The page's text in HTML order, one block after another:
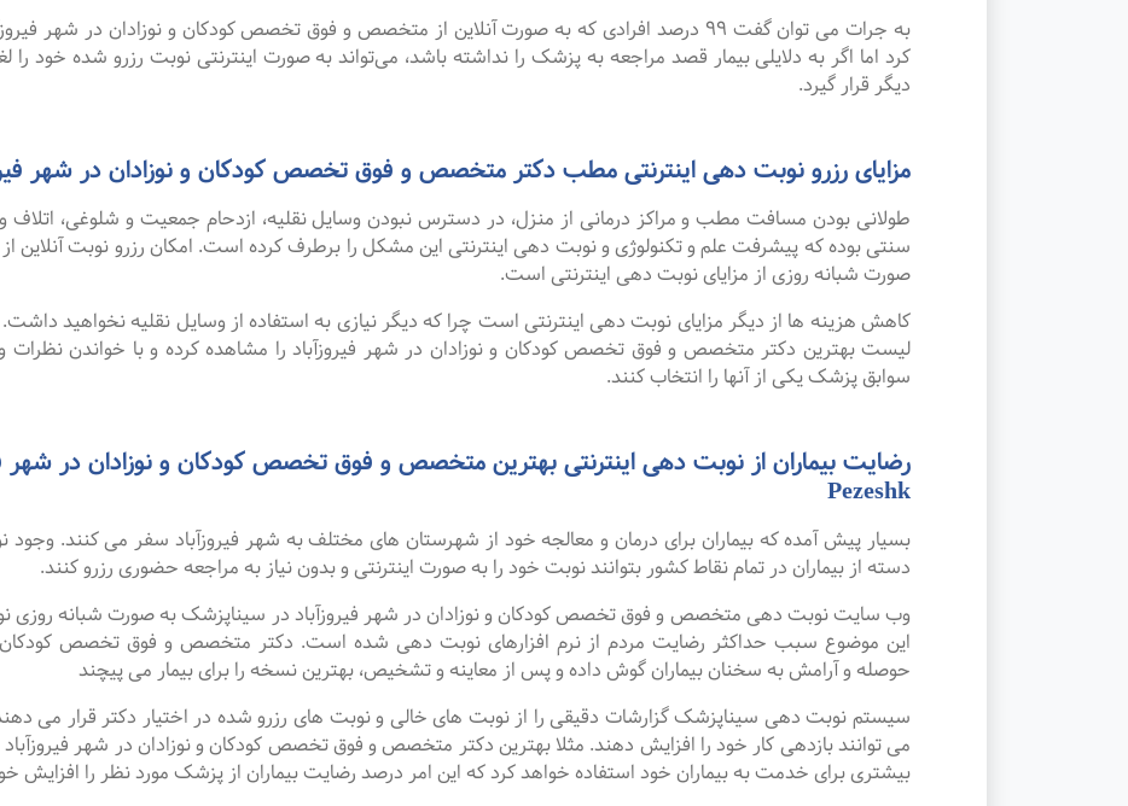
به جرات می‌ توان گفت ۹۹ درصد افرادی که به صورت آنلاین از متخصص و فوق تخصص کودکان و نوزادان در
کرد اما اگر به دلایلی بیمار قصد مراجعه به پزشک را نداشته باشد، می‌تواند به صورت اینترنتی نوبت رزرو شده خود را
دیگر قرار گیرد.
مزایای رزرو نوبت دهی اینترنتی مطب دکتر متخصص و فوق تخصص کودکان و نوزادان در شهر
طولانی بودن مسافت مطب و مراکز درمانی از منزل، در دسترس نبودن وسایل نقلیه، ازدحام جمعیت و شلوغی،
صورت شبانه روزی از مزایای نوبت دهی اینترنتی است.
کاهش هزینه ها از دیگر مزایای نوبت دهی اینترنتی است چرا که دیگر نیازی به استفاده از وسایل نقلیه نخواهید داشت.
لیست بهترین دکتر متخصص و فوق تخصص کودکان و نوزادان در شهر فیروزآباد را مشاهده کرده و با خواندن نظرات
سوابق پزشک یکی از آنها را انتخاب کنند.
Pezeshk
بسیار پیش آمده که بیماران برای درمان و معالجه خود از شهرستان های مختلف به شهر فیروزآباد سفر می کنند.
دسته از بیماران در تمام نقاط کشور بتوانند نوبت خود را به صورت اینترنتی و بدون نیاز به مراجعه حضوری رزرو کنند.
وب سایت نوبت دهی متخصص و فوق تخصص کودکان و نوزادان در شهر فیروزآباد در سیناپزشک به صورت شبانه روزی
این موضوع سبب حداکثر رضایت مردم از نرم افزارهای نوبت دهی شده است. دکتر متخصص و فوق تخصص کودکان و
حوصله و آرامش به سخنان بیماران گوش داده و پس از معاینه و تشخیص، بهترین نسخه را برای بیمار می پیچند
سیستم نوبت دهی سیناپزشک گزارشات دقیقی را از نوبت های خالی و نوبت های رزرو شده در اختیار دکتر قرار می
می توانند بازدهی کار خود را افزایش دهند. مثلا بهترین دکتر متخصص و فوق تخصص کودکان و نوزادان در شهر فیروزآباد
بیشتری برای خدمت به بیماران خود استفاده خواهد کرد که این امر درصد رضایت بیماران از پزشک مورد نظر را افزایش